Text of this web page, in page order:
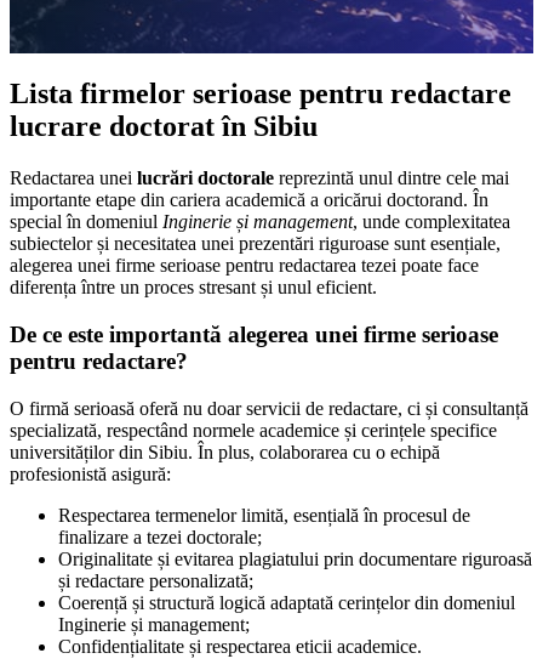
Lista firmelor serioase pentru redactare
lucrare doctorat în Sibiu
Redactarea unei lucrări doctorale reprezintă unul dintre cele mai
importante etape din cariera academică a oricărui doctorand. În
special în domeniul Inginerie și management, unde complexitatea
subiectelor și necesitatea unei prezentări riguroase sunt esențiale,
alegerea unei firme serioase pentru redactarea tezei poate face
diferența între un proces stresant și unul eficient.
De ce este importantă alegerea unei firme serioase
pentru redactare?
O firmă serioasă oferă nu doar servicii de redactare, ci și consultanță
specializată, respectând normele academice și cerințele specifice
universităților din Sibiu. În plus, colaborarea cu o echipă
profesionistă asigură:
Respectarea termenelor limită, esențială în procesul de
finalizare a tezei doctorale;
Originalitate și evitarea plagiatului prin documentare riguroasă
și redactare personalizată;
Coerență și structură logică adaptată cerințelor din domeniul
Inginerie și management;
Confidențialitate și respectarea eticii academice.